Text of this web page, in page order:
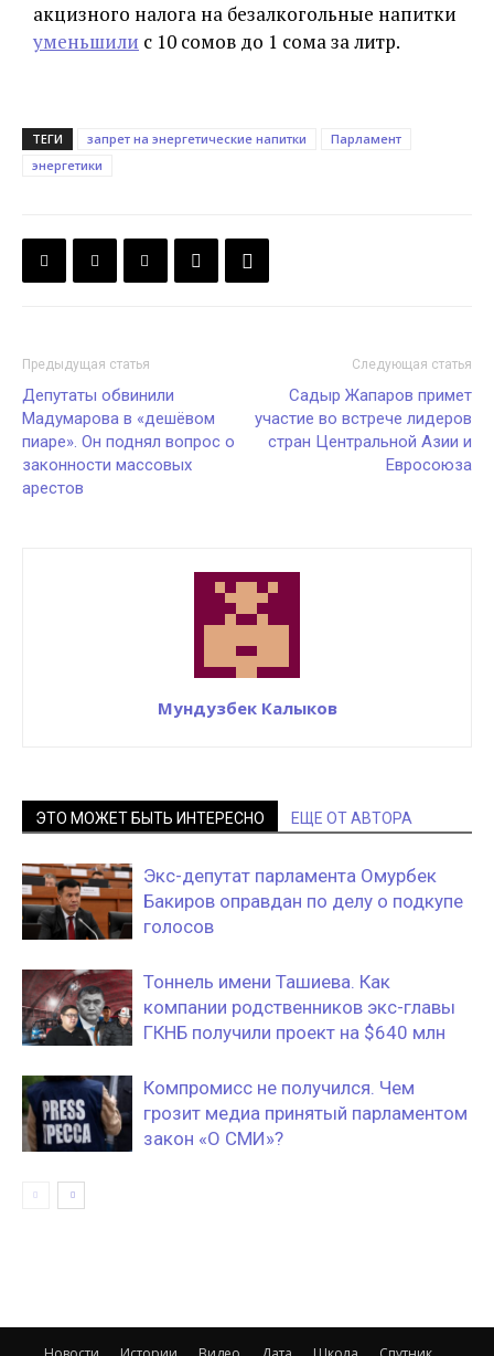
акцизного налога на безалкогольные напитки
уменьшили с 10 сомов до 1 сома за литр.
ТЕГИ запрет на энергетические напитки
Парламент
энергетики
Предыдущая статья
Депутаты обвинили
Мадумарова в «дешёвом
пиаре». Он поднял вопрос о
законности массовых
арестов
Следующая статья
Садыр Жапаров примет
участие во встрече лидеров
стран Центральной Азии и
Евросоюза
Мундузбек Калыков
ЭТО МОЖЕТ БЫТЬ ИНТЕРЕСНО ЕЩЕ ОТ АВТОРА
Экс-депутат парламента Омурбек
Бакиров оправдан по делу о подкупе
голосов
Тоннель имени Ташиева. Как
компании родственников экс-главы
ГКНБ получили проект на $640 млн
Компромисс не получился. Чем
грозит медиа принятый парламентом
закон «О СМИ»?